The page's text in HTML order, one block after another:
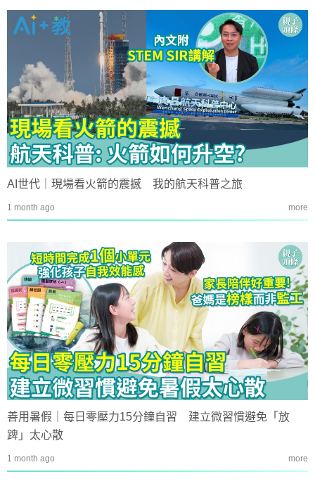
AI世代｜現場看火箭的震撼 我的航天科普之旅
1 month ago more
善用暑假｜每日零壓力15分鐘自習 建立微習慣避免「放
䠋」太心散
1 month ago more